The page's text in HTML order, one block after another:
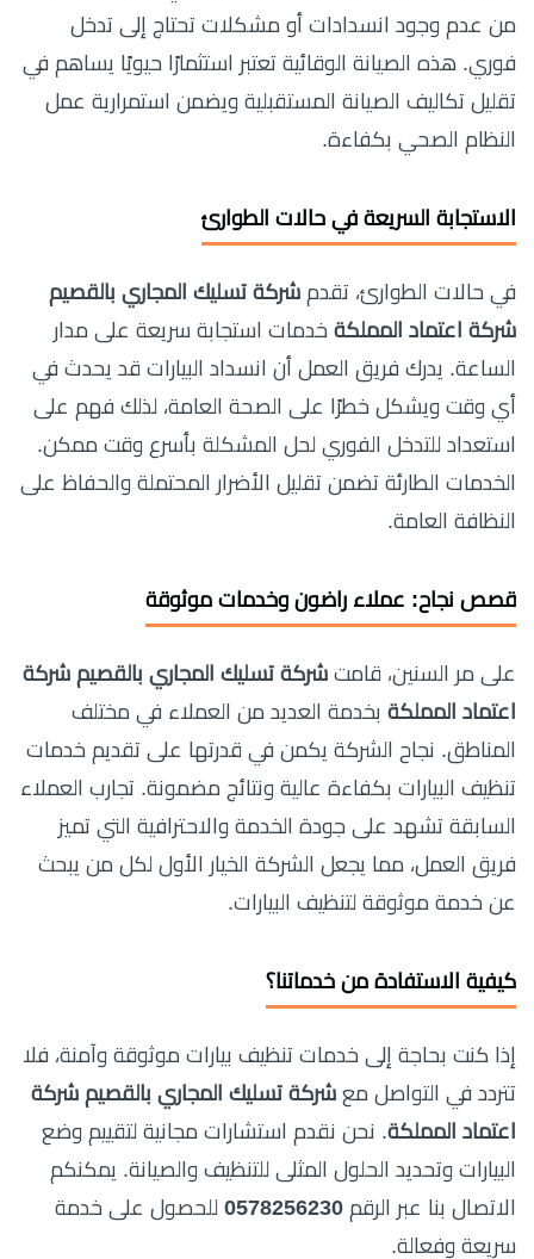
من عدم وجود انسدادات أو مشكلات تحتاج إلى تدخل
فوري. هذه الصيانة الوقائية تعتبر استثمارًا حيويًا يساهم في
تقليل تكاليف الصيانة المستقبلية ويضمن استمرارية عمل
النظام الصحي بكفاءة.
الاستجابة السريعة في حالات الطوارئ
في حالات الطوارئ، تقدم شركة تسليك المجاري بالقصيم
شركة اعتماد المملكة خدمات استجابة سريعة على مدار
الساعة. يدرك فريق العمل أن انسداد البيارات قد يحدث في
أي وقت ويشكل خطرًا على الصحة العامة، لذلك فهم على
استعداد للتدخل الفوري لحل المشكلة بأسرع وقت ممكن.
الخدمات الطارئة تضمن تقليل الأضرار المحتملة والحفاظ على
النظافة العامة.
قصص نجاح: عملاء راضون وخدمات موثوقة
على مر السنين، قامت شركة تسليك المجاري بالقصيم شركة
اعتماد المملكة بخدمة العديد من العملاء في مختلف
المناطق. نجاح الشركة يكمن في قدرتها على تقديم خدمات
تنظيف البيارات بكفاءة عالية ونتائج مضمونة. تجارب العملاء
السابقة تشهد على جودة الخدمة والاحترافية التي تميز
فريق العمل، مما يجعل الشركة الخيار الأول لكل من يبحث
عن خدمة موثوقة لتنظيف البيارات.
كيفية الاستفادة من خدماتنا؟
إذا كنت بحاجة إلى خدمات تنظيف بيارات موثوقة وآمنة، فلا
تتردد في التواصل مع شركة تسليك المجاري بالقصيم شركة
اعتماد المملكة. نحن نقدم استشارات مجانية لتقييم وضع
البيارات وتحديد الحلول المثلى للتنظيف والصيانة. يمكنكم
الاتصال بنا عبر الرقم 0578256230 للحصول على خدمة
سريعة وفعالة.